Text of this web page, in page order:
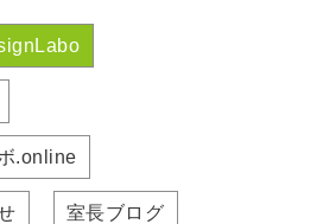
.online
室長ブログ